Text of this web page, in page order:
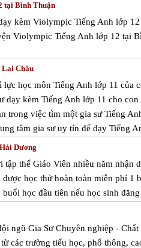
tại Bình Thuận
kèm Violympic Tiếng Anh lớp
Violympic Tiếng Anh lớp 12 tại
Lai Châu
lực học môn Tiếng Anh lớp 11 của
dạy kèm Tiếng Anh lớp 11 cho con
trong việc tìm một gia sư Tiếng
tâm gia sư uy tín để dạy Tiếng
Dương
tập thể Giáo Viên nhiều năm nhận
học thử hoàn toàn miễn phí 1
học đầu tiên nếu học sinh
ngũ Gia Sư Chuyên nghiệp -
các trường tiểu học, phổ thông,